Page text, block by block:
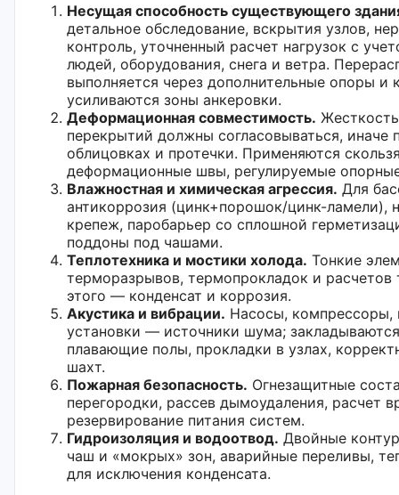
Несущая способность существующего
детальное обследование, вскрытия узлов,
контроль, уточненный расчет нагрузок с
людей, оборудования, снега и ветра.
выполняется через дополнительные опоры и
усиливаются зоны анкеровки.
Деформационная совместимость.
перекрытий должны согласовываться, иначе
облицовках и протечки. Применяются
деформационные швы, регулируемые
Влажностная и химическая агрессия. Для
антикоррозия (цинк+порошок/цинк-ламели),
крепеж, паробарьер со сплошной
поддоны под чашами.
Теплотехника и мостики холода. Тонкие
терморазрывов, термопрокладок и расчетов
этого — конденсат и коррозия.
Акустика и вибрации. Насосы,
установки — источники шума;
плавающие полы, прокладки в узлах,
шахт.
Пожарная безопасность. Огнезащитные
перегородки, рассев дымоудаления, расчет
резервирование питания систем.
Гидроизоляция и водоотвод. Двойные
чаш и «мокрых» зон, аварийные переливы,
для исключения конденсата.